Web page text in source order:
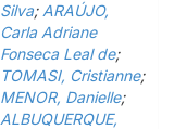
Silva; ARAÚJO,
Carla Adriane
Fonseca Leal de;
TOMASI, Cristianne;
MENOR, Danielle;
ALBUQUERQUE,